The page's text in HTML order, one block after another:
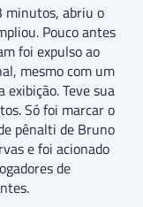
minutos, abriu o
Pouco antes
foi expulso ao
mesmo com um
Teve sua
Só foi marcar o
pênalti de Bruno
e foi acionado
de